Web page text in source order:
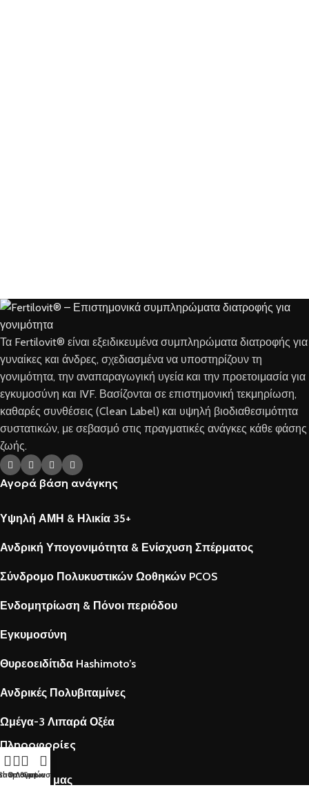
Τα Fertilovit® είναι εξειδικευμένα συμπληρώματα διατροφής για
γυναίκες και άνδρες, σχεδιασμένα να υποστηρίζουν τη
γονιμότητα, την αναπαραγωγική υγεία και την προετοιμασία για
εγκυμοσύνη και IVF. Βασίζονται σε επιστημονική τεκμηρίωση,
καθαρές συνθέσεις (Clean Label) και υψηλή βιοδιαθεσιμότητα
συστατικών, με σεβασμό στις πραγματικές ανάγκες κάθε φάσης
ζωής.
Αγορά βάση ανάγκης
Υψηλή ΑΜΗ & Ηλικία 35+
Ανδρική Υπογονιμότητα & Ενίσχυση Σπέρματος
Σύνδρομο Πολυκυστικών Ωοθηκών PCOS
Ενδομητρίωση & Πόνοι περιόδου
Εγκυμοσύνη
Θυρεοειδίτιδα Hashimoto’s
Ανδρικές Πολυβιταμίνες
Ωμέγα-3 Λιπαρά Οξέα
Πληροφορίες
Γνωρίστε μας
επιθυμιών
Cart
Ο Λογαριασμός μου